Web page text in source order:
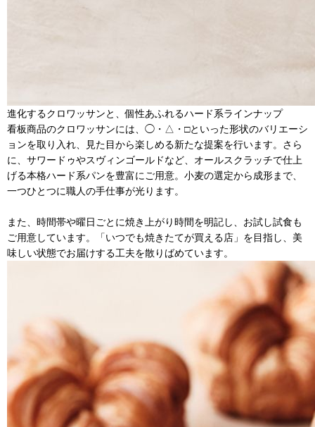
進化するクロワッサンと、個性あふれるハード系ラインナップ
看板商品のクロワッサンには、◯・△・□といった形状のバリエーシ
ョンを取り入れ、見た目から楽しめる新たな提案を行います。さら
に、サワードゥやスヴィンゴールドなど、オールスクラッチで仕上
げる本格ハード系パンを豊富にご用意。小麦の選定から成形まで、
一つひとつに職人の手仕事が光ります。
また、時間帯や曜日ごとに焼き上がり時間を明記し、お試し試食も
ご用意しています。「いつでも焼きたてが買える店」を目指し、美
味しい状態でお届けする工夫を散りばめています。